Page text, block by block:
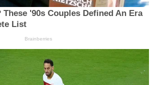
These '90s Couples Defined An Era
List
Brainberries